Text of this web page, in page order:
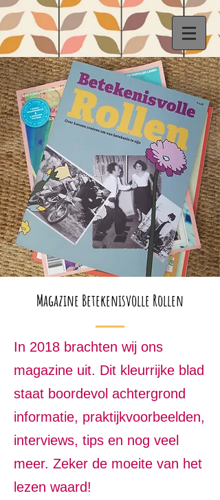
Magazine Betekenisvolle Rollen
In 2018 brachten wij ons
magazine uit. Dit kleurrijke blad
staat boordevol achtergrond
informatie, praktijkvoorbeelden,
interviews, tips en nog veel
meer. Zeker de moeite van het
lezen waard!